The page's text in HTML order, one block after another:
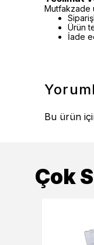
Mutfakzade
Ürün
İade
Bu ürün
Çok